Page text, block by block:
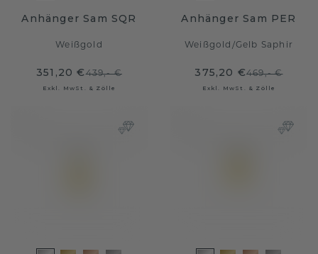
Anhänger Sam SQR
Weißgold
351,20 €439,- €
Exkl. MwSt. & Zölle
Anhänger Sam PER
Weißgold /Gelb Saphir
375,20 €469,- €
Exkl. MwSt. & Zölle